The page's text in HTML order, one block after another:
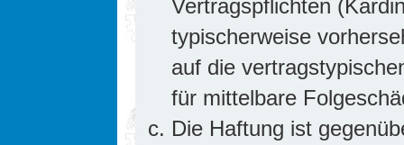
Vertragspflichten
typischerweise
auf die
für mittelbare
Die Haftung ist